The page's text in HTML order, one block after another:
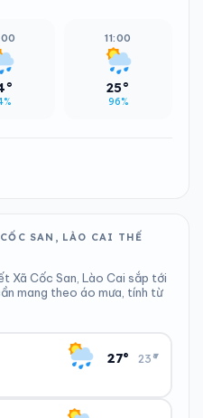
11:00
25°
96%
SAN, LÀO CAI THẾ
Xã Cốc San, Lào Cai sắp tới
mang theo áo mưa, tính từ
27° 23°
▾